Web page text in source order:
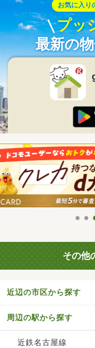
お気に入り
プッ
最新の
その他
近辺の市区から探す
周辺の駅から探す
近鉄名古屋線